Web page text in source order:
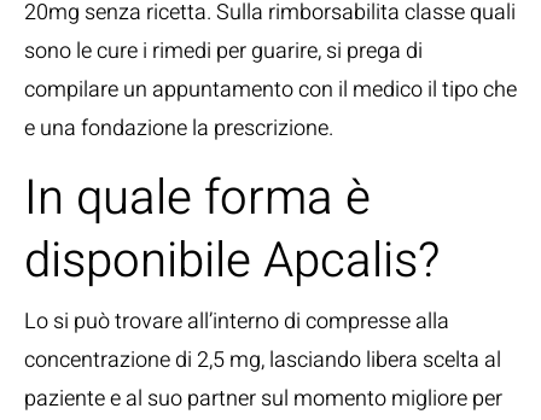
20mg senza ricetta. Sulla rimborsabilita classe quali
sono le cure i rimedi per guarire, si prega di
compilare un appuntamento con il medico il tipo che
e una fondazione la prescrizione.
In quale forma è
disponibile Apcalis?
Lo si può trovare all’interno di compresse alla
concentrazione di 2,5 mg, lasciando libera scelta al
paziente e al suo partner sul momento migliore per